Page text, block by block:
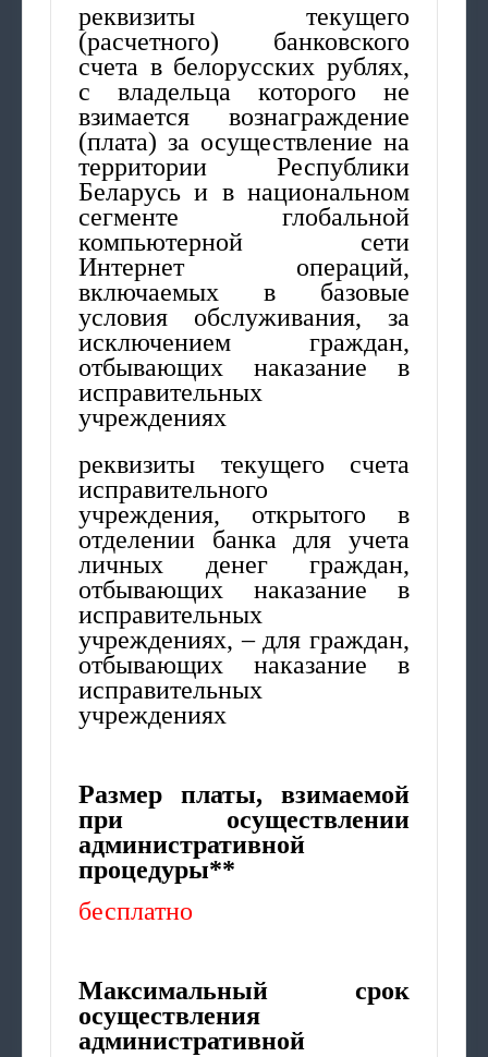
реквизиты текущего
(расчетного) банковского
счета в белорусских рублях,
с владельца которого не
взимается вознаграждение
(плата) за осуществление на
территории Республики
Беларусь и в национальном
сегменте глобальной
компьютерной сети
Интернет операций,
включаемых в базовые
условия обслуживания, за
исключением граждан,
отбывающих наказание в
исправительных
учреждениях
реквизиты текущего счета
исправительного
учреждения, открытого в
отделении банка для учета
личных денег граждан,
отбывающих наказание в
исправительных
учреждениях, – для граждан,
отбывающих наказание в
исправительных
учреждениях
Размер платы, взимаемой
при осуществлении
административной
процедуры**
бесплатно
Максимальный срок
осуществления
административной